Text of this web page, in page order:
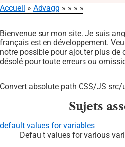
d'Ariane
Accueil Advagg
Bienvenue sur mon site. Je suis
français est en développement.
notre possible pour ajouter plus de
désolé pour toute erreurs ou
Convert absolute path CSS/JS src/
Sujets
default values for variables
Default values for various